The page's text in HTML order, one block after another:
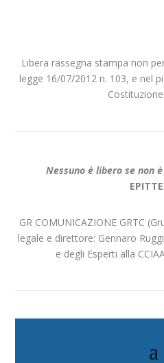
Libera rassegna stampa non
legge 16/07/2012 n. 103, e nel
Nessuno è libero se non
GR COMUNICAZIONE GRTC
legale e direttore: Gennaro
e degli Esperti alla